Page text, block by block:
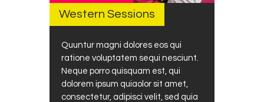
Western Sessions
Quuntur magni dolores eos qui
ratione voluptatem sequi nesciunt.
Neque porro quisquam est, qui
dolorem ipsum quiaolor sit amet,
consectetur, adipisci velit, sed quia